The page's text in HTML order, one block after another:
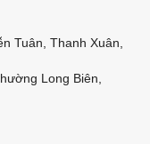
Tuân, Thanh Xuân,
Long Biên,